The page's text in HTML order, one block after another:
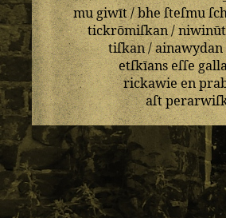
mugiwīt/bheſteſmu
tickrōmiſkan/
tiſkan/ainawydan
etſkīanseſſe
rickawieen
aſt